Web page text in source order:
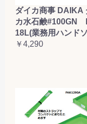
ダイカ商事 DAIKA
カ水石鹸
18L(業務用ハンド
￥4,290